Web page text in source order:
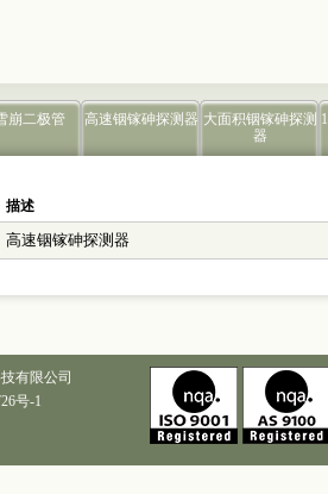
崩二极管 高速铟镓砷探测器 大面积铟镓砷探测
器
描述
高速铟镓砷探测器
有限公司
号-1